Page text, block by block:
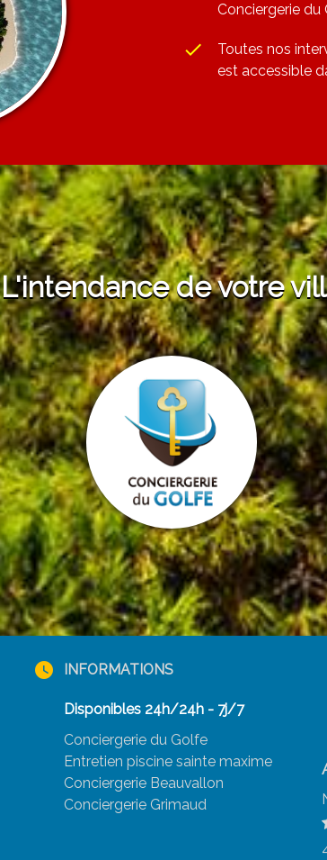
Conciergerie du
done
Toutes nos
est accessible
L'intendance de votre
watch_later INFORMATIONS
Disponibles 24h/24h - 7j/7
Conciergerie du Golfe
Entretien piscine sainte maxime
Conciergerie Beauvallon
Conciergerie Grimaud